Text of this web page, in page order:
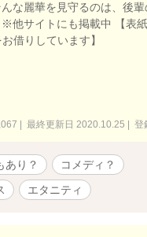
な麗華を見守るのは、後輩
他サイトにも掲載中 【表
借りしています】
| 最終更新日 2020.10.25 | 登
あり？
コメディ？
エタニティ